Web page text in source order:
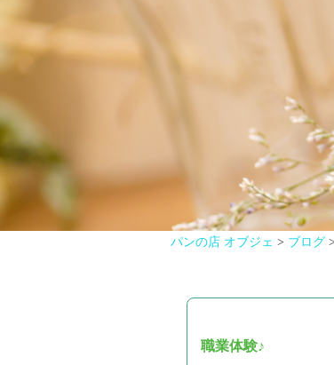
パンの店 オブジェ > ブログ >
職業体験♪